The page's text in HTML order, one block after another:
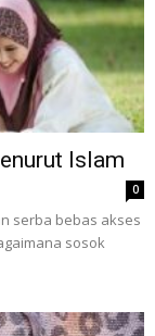
Islam
0
serba bebas akses
sosok